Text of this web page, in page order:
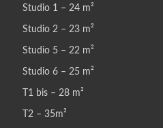
Studio 1 – 24 m²
Studio 2 – 23 m²
Studio 5 – 22 m²
Studio 6 – 25 m²
T1 bis – 28 m²
T2 – 35m²